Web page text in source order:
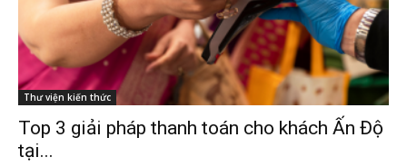
Thư viện kiến thức
Top 3 giải pháp thanh toán cho khách Ấn Độ
tại...